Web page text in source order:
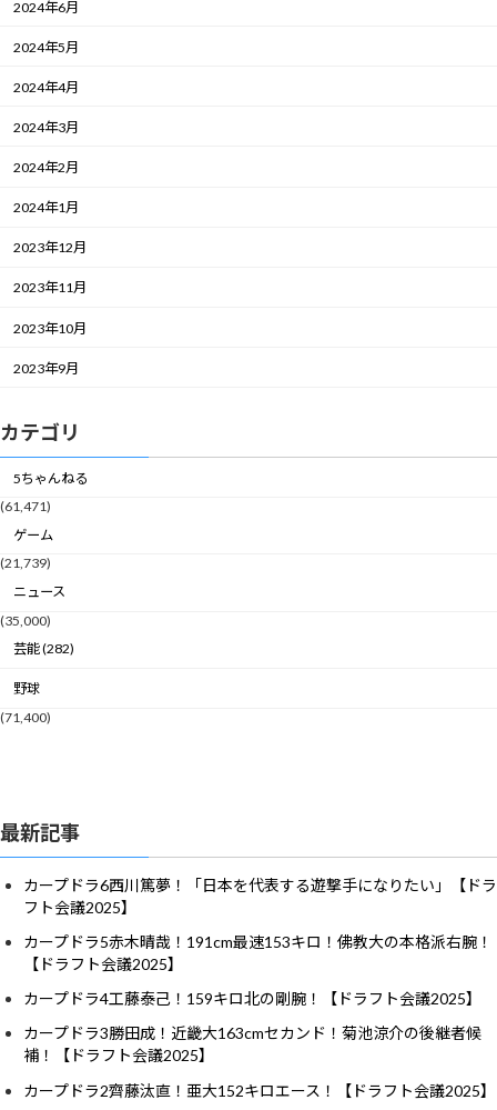
2024年6月
2024年5月
2024年4月
2024年3月
2024年2月
2024年1月
2023年12月
2023年11月
2023年10月
2023年9月
カテゴリ
5ちゃんねる
(61,471)
ゲーム
(21,739)
ニュース
(35,000)
芸能 (282)
野球
(71,400)
最新記事
カープドラ6西川篤夢！「日本を代表する遊撃手になりたい」【ドラ
フト会議2025】
カープドラ5赤木晴哉！191cm最速153キロ！佛教大の本格派右腕！
【ドラフト会議2025】
カープドラ4工藤泰己！159キロ北の剛腕！【ドラフト会議2025】
カープドラ3勝田成！近畿大163cmセカンド！菊池涼介の後継者候
補！【ドラフト会議2025】
カープドラ2齊藤汰直！亜大152キロエース！【ドラフト会議2025】